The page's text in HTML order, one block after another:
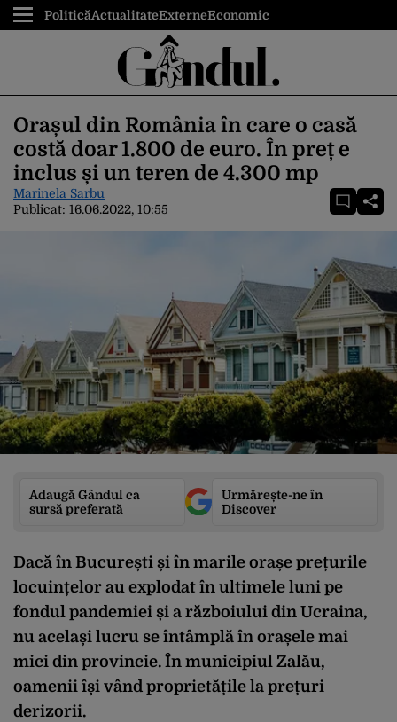
PoliticăActualitateExterneEconomic
Orașul din România în care o casă
costă doar 1.800 de euro. În preț e
inclus și un teren de 4.300 mp
Marinela Sarbu
Publicat: 16.06.2022, 10:55
Adaugă Gândul ca
sursă preferată
Urmărește-ne în
Discover
Dacă în București și în marile orașe prețurile
locuințelor au explodat în ultimele luni pe
fondul pandemiei și a războiului din Ucraina,
nu același lucru se întâmplă în orașele mai
mici din provincie. În municipiul Zalău,
oamenii își vând proprietățile la prețuri
derizorii.